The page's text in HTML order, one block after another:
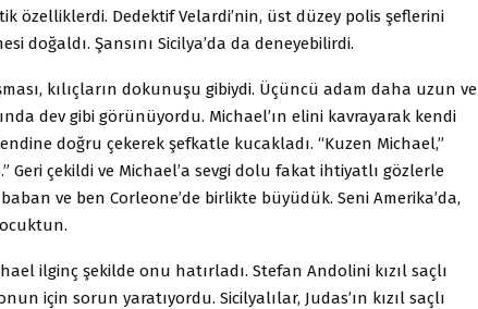
özelliklerdi. Dedektif Velardi’nin, üst düzey polis şeflerini
doğaldı. Şansını Sicilya’da da deneyebilirdi.
kılıçların dokunuşu gibiydi. Üçüncü adam daha uzun ve
dev gibi görünüyordu. Michael’ın elini kavrayarak kendi
doğru çekerek şefkatle kucakladı. “Kuzen Michael,”
Geri çekildi ve Michael’a sevgi dolu fakat ihtiyatlı gözlerle
ve ben Corleone’de birlikte büyüdük. Seni Amerika’da,
ilginç şekilde onu hatırladı. Stefan Andolini kızıl saçlı
için sorun yaratıyordu. Sicilyalılar, Judas’ın kızıl saçlı